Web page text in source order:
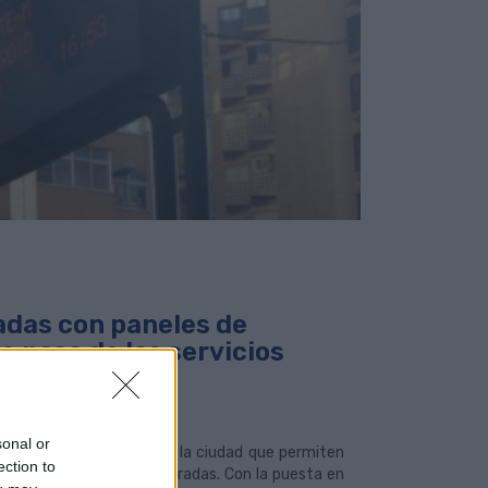
or
to
con paneles de
paso de los servicios
en distintos puntos de la ciudad que permiten
los servicios por las paradas. Con la puesta en